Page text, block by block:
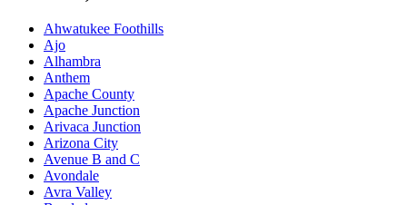
Ahwatukee Foothills
Ajo
Alhambra
Anthem
Apache County
Apache Junction
Arivaca Junction
Arizona City
Avenue B and C
Avondale
Avra Valley